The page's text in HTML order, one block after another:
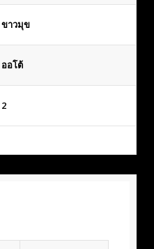
ขาวมุข
ออโต้
2